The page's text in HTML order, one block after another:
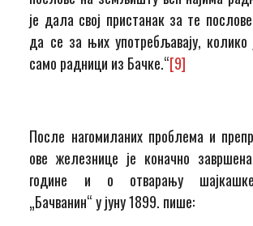
је дала свој пристанак за те
да се за њих употребљавају, колико
само радници из Бачке.“[9]
После нагомиланих проблема и
ове железнице је коначно
године и о отварању
„Бачванин“ у јуну 1899. пише: